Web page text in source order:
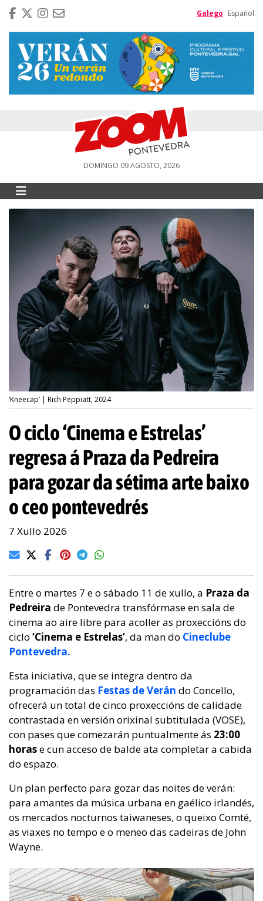
Galego Español
DOMINGO 09 AGOSTO, 2026
‘Kneecap’ | Rich Peppiatt, 2024
O ciclo ‘Cinema e Estrelas’
regresa á Praza da Pedreira
para gozar da sétima arte baixo
o ceo pontevedrés
7 Xullo 2026
Entre o martes 7 e o sábado 11 de xullo, a Praza da
Pedreira de Pontevedra transfórmase en sala de
cinema ao aire libre para acoller as proxeccións do
ciclo ‘Cinema e Estrelas’, da man do Cineclube
Pontevedra.
Esta iniciativa, que se integra dentro da
programación das Festas de Verán do Concello,
ofrecerá un total de cinco proxeccións de calidade
contrastada en versión orixinal subtitulada (VOSE),
con pases que comezarán puntualmente ás 23:00
horase cun acceso de balde ata completar a cabida
do espazo.
Un plan perfecto para gozar das noites de verán:
para amantes da música urbana en gaélico irlandés,
os mercados nocturnos taiwaneses, o queixo Comté,
as viaxes no tempo e o meneo das cadeiras de John
Wayne.